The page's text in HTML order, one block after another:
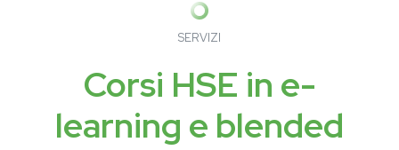
SERVIZI
Corsi HSE in e-
learning e blended